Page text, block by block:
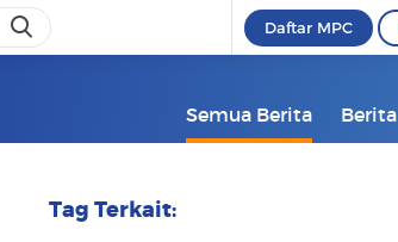
Daftar MPC
Semua Berita Berita
Tag Terkait: